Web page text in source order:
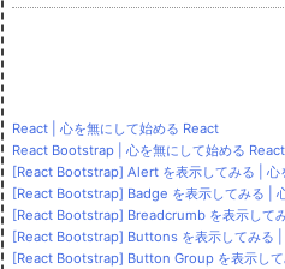
React | 心を無にして始める React
React Bootstrap | 心を無にして始める React
[React Bootstrap] Alert を表示してみる | 心
[React Bootstrap] Badge を表示してみる |
[React Bootstrap] Breadcrumb を表示して
[React Bootstrap] Buttons を表示してみる |
[React Bootstrap] Button Group を表示し